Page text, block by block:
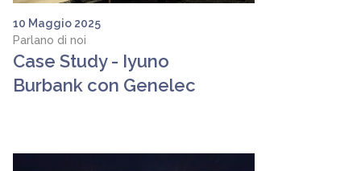
10 Maggio 2025
Parlano di noi
Case Study - Iyuno
Burbank con Genelec